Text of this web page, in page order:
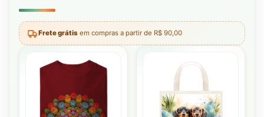
Frete grátis em compras a partir de R$ 90,00